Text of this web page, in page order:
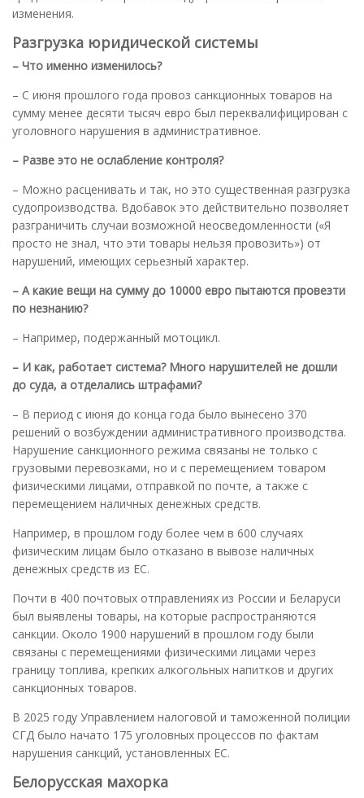
изменения.
Разгрузка юридической системы
– Что именно изменилось?
– С июня прошлого года провоз санкционных товаров на
сумму менее десяти тысяч евро был переквалифицирован с
уголовного нарушения в административное.
– Разве это не ослабление контроля?
– Можно расценивать и так, но это существенная разгрузка
судопроизводства. Вдобавок это действительно позволяет
разграничить случаи возможной неосведомленности («Я
просто не знал, что эти товары нельзя провозить») от
нарушений, имеющих серьезный характер.
– А какие вещи на сумму до 10000 евро пытаются провезти
по незнанию?
– Например, подержанный мотоцикл.
– И как, работает система? Много нарушителей не дошли
до суда, а отделались штрафами?
– В период с июня до конца года было вынесено 370
решений о возбуждении административного производства.
Нарушение санкционного режима связаны не только с
грузовыми перевозками, но и с перемещением товаром
физическими лицами, отправкой по почте, а также с
перемещением наличных денежных средств.
Например, в прошлом году более чем в 600 случаях
физическим лицам было отказано в вывозе наличных
денежных средств из ЕС.
Почти в 400 почтовых отправлениях из России и Беларуси
был выявлены товары, на которые распространяются
санкции. Около 1900 нарушений в прошлом году были
связаны с перемещениями физическими лицами через
границу топлива, крепких алкогольных напитков и других
санкционных товаров.
В 2025 году Управлением налоговой и таможенной полиции
СГД было начато 175 уголовных процессов по фактам
нарушения санкций, установленных ЕС.
Белорусская махорка